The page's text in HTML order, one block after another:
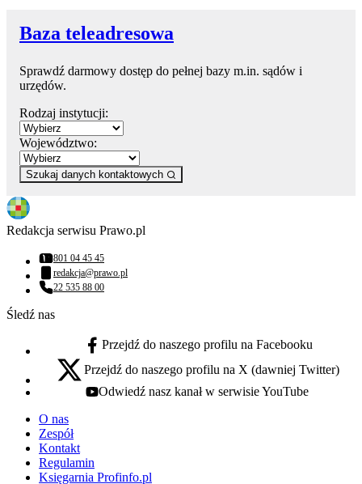
Baza teleadresowa
Sprawdź darmowy dostęp do pełnej bazy m.in. sądów i
urzędów.
Rodzaj instytucji:
Województwo:
Szukaj danych kontaktowych
Redakcja serwisu Prawo.pl
Numer telefonu:
801 04 45 45
Adres email:
redakcja@prawo.pl
Numer telefonu:
22 535 88 00
Śledź nas
facebook - otwiera się w nowej karcie
Przejdź do naszego profilu na Facebooku
x - otwiera się w nowej karcie
Przejdź do naszego profilu na X (dawniej Twitter)
youtube - otwiera się w nowej karcie
Odwiedź nasz kanał w serwisie YouTube
O nas
Zespół
Kontakt
Regulamin
Księgarnia Profinfo.pl